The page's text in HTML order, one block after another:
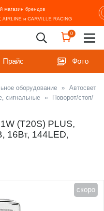
брендов
AIRLINE и CARVILLE RACING
0
Прайс Фото
оборудование » Автосвет
сигнальные »
Поворот/стоп/
(T20S) PLUS,
16Вт, 144LED,
скоро